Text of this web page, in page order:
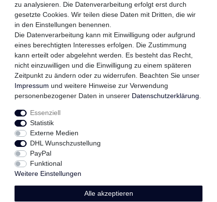
QUALITÄTSVERSPRECHEN
FOLGEN SIE UNS
Impressum
Widerrufs­recht Vertrag widerrufen
zu analysieren. Die Datenverarbeitung erfolgt erst durch
gesetzte Cookies. Wir teilen diese Daten mit Dritten, die wir
in den Einstellungen benennen.
Die Datenverarbeitung kann mit Einwilligung oder aufgrund
eines berechtigten Interesses erfolgen. Die Zustimmung
kann erteilt oder abgelehnt werden. Es besteht das Recht,
nicht einzuwilligen und die Einwilligung zu einem späteren
Zeitpunkt zu ändern oder zu widerrufen. Beachten Sie unser
Impressum und weitere Hinweise zur Verwendung
personenbezogener Daten in unserer Daten­schutz­erklärung
Essenziell
Statistik
Externe Medien
DHL Wunschzustellung
PayPal
Funktional
Weitere Einstellungen
Alle akzeptieren